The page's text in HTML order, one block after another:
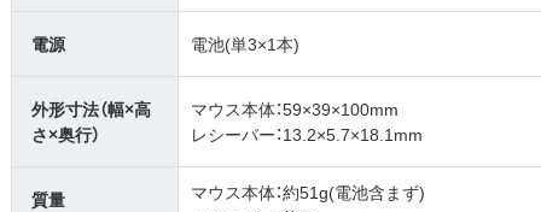
電源 電池(単3×1本)
外形寸法（幅×高
さ×奥行）
マウス本体：59×39×100mm
レシーバー：13.2×5.7×18.1mm
質量
マウス本体：約51g(電池含まず)